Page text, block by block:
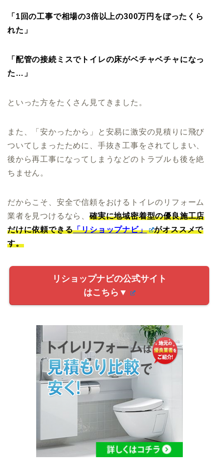
「1回の工事で相場の3倍以上の300万円をぼったくら
れた」
「配管の接続ミスでトイレの床がベチャベチャになっ
た…」
といった方をたくさん見てきました。
また、「安かったから」と安易に激安の見積りに飛び
ついてしまったために、手抜き工事をされてしまい、
後から再工事になってしまうなどのトラブルも後を絶
ちません。
だからこそ、安全で信頼をおけるトイレのリフォーム
業者を見つけるなら、 確実に地域密着型の優良施工店
だけに依頼できる「リショップナビ」
がオススメで
す。
リショップナビの公式サイト
はこちら▼